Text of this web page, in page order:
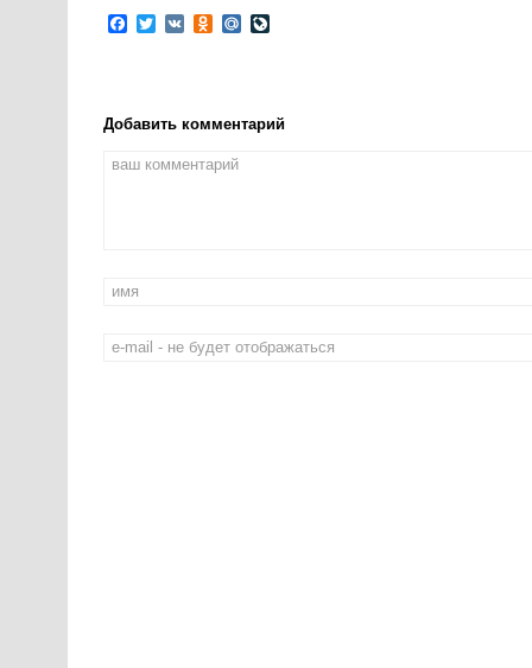
Facebook
Twitter
VK Odnoklassniki
Mail.Ru
Добавить комментарий